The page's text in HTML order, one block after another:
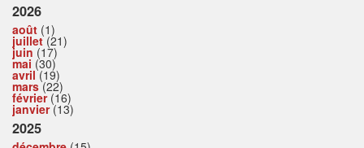
2026
août (1)
juillet(21)
juin (17)
mai (30)
avril(19)
mars(22)
février(16)
janvier(13)
2025